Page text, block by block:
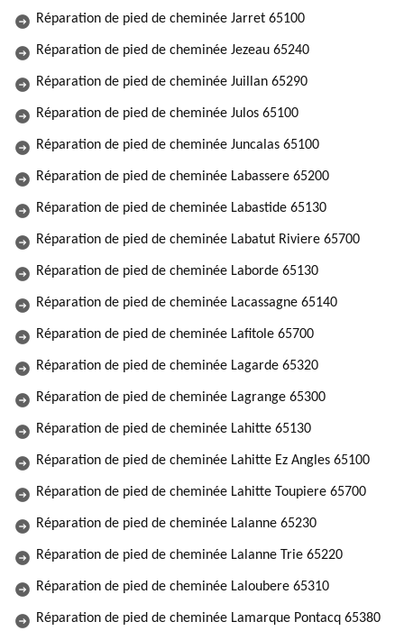
Réparation de pied de cheminée Jarret 65100
Réparation de pied de cheminée Jezeau 65240
Réparation de pied de cheminée Juillan 65290
Réparation de pied de cheminée Julos 65100
Réparation de pied de cheminée Juncalas 65100
Réparation de pied de cheminée Labassere 65200
Réparation de pied de cheminée Labastide 65130
Réparation de pied de cheminée Labatut Riviere 65700
Réparation de pied de cheminée Laborde 65130
Réparation de pied de cheminée Lacassagne 65140
Réparation de pied de cheminée Lafitole 65700
Réparation de pied de cheminée Lagarde 65320
Réparation de pied de cheminée Lagrange 65300
Réparation de pied de cheminée Lahitte 65130
Réparation de pied de cheminée Lahitte Ez Angles 65100
Réparation de pied de cheminée Lahitte Toupiere 65700
Réparation de pied de cheminée Lalanne 65230
Réparation de pied de cheminée Lalanne Trie 65220
Réparation de pied de cheminée Laloubere 65310
Réparation de pied de cheminée Lamarque Pontacq 65380